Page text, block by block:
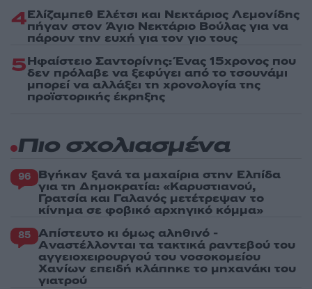
4Ελίζαμπεθ Ελέτσι και Νεκτάριος Λεμονίδης
πήγαν στον Άγιο Νεκτάριο Βούλας για να
πάρουν την ευχή για τον γιο τους
5Ηφαίστειο Σαντορίνης: Ένας 15χρονος που
δεν πρόλαβε να ξεφύγει από το τσουνάμι
μπορεί να αλλάξει τη χρονολογία της
προϊστορικής έκρηξης
Πιο σχολιασμένα
96 Βγήκαν ξανά τα μαχαίρια στην Ελπίδα
για τη Δημοκρατία: «Καρυστιανού,
Γρατσία και Γαλανός μετέτρεψαν το
κίνημα σε φοβικό αρχηγικό κόμμα»
85 Απίστευτο κι όμως αληθινό -
Aναστέλλονται τα τακτικά ραντεβού του
αγγειοχειρουργού του νοσοκομείου
Χανίων επειδή κλάπηκε το μηχανάκι του
γιατρού